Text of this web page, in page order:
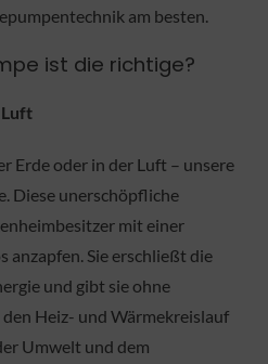
am besten.
ist die richtige?
Erde oder in der Luft – unsere
Diese unerschöpfliche
mit einer
anzapfen. Sie erschließt die
und gibt sie ohne
Heiz- und Wärmekreislauf
Umwelt und dem